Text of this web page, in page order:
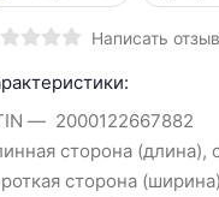
Написать отзыв
2000122667882
сторона (длина),
сторона